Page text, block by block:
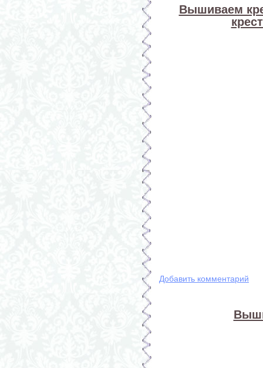
Вышиваем
Добавить комментарий